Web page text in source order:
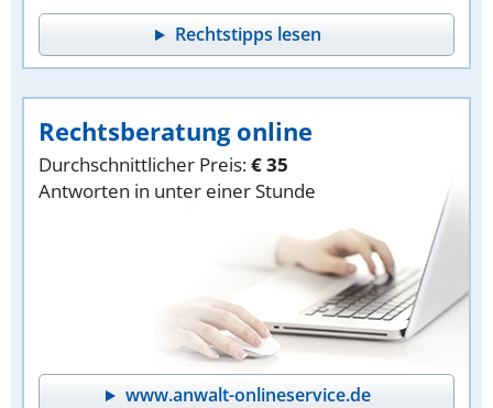
Rechtstipps lesen
Rechtsberatung online
Durchschnittlicher Preis:€ 35
Antworten in unter einer Stunde
www.anwalt-onlineservice.de